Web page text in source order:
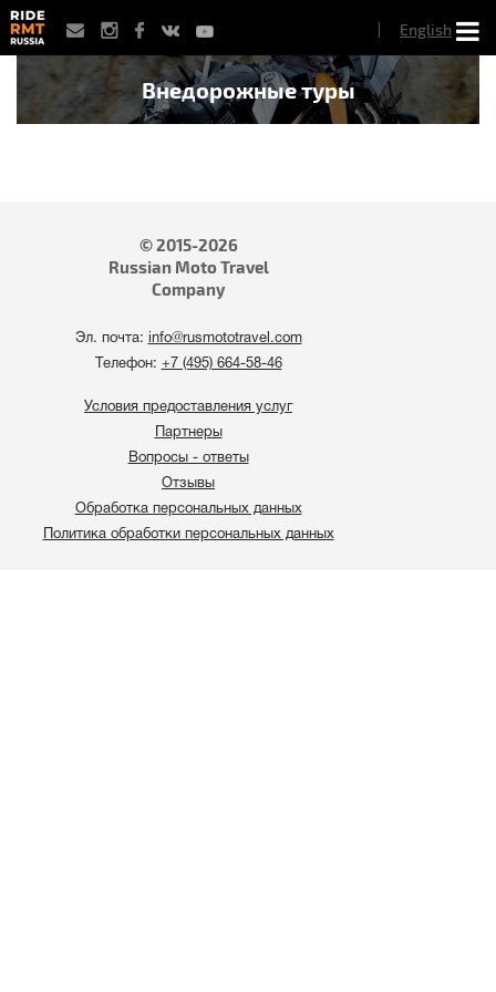
Перейти
основному
содержанию
English
Внедорожные туры
© 2015-2026
Russian Moto Travel
Company
Эл. почта: info@rusmototravel.com
Tелефон: +7 (495) 664-58-46
Условия предоставления услуг
Партнеры
Вопросы - ответы
Отзывы
Обработка персональных данных
Политика обработки персональных данных